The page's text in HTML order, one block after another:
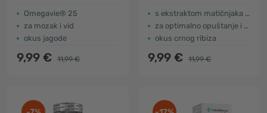
Omegavie® 25
za mozak i vid
okus jagode
9,99 € 11,99 €
s ekstraktom matičnjaka i pasiflore
za optimalno opuštanje i san
okus crnog ribiza
9,99 € 11,99 €